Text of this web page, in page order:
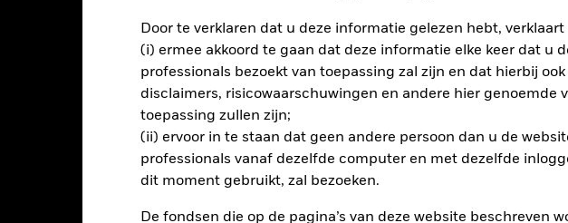
Door te verklaren dat u deze informatie gelezen hebt, verklaart
(i) ermee akkoord te gaan dat deze informatie elke keer dat u
professionals bezoekt van toepassing zal zijn en dat hierbij
disclaimers, risicowaarschuwingen en andere hier genoemde
toepassing zullen zijn;
(ii) ervoor in te staan dat geen andere persoon dan u de
professionals vanaf dezelfde computer en met dezelfde
dit moment gebruikt, zal bezoeken.
De fondsen die op de pagina’s van deze website beschreven
chart has 1 Y axis displaying Values. Range: -0.5 to 0.5.